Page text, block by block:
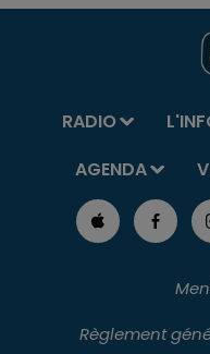
RADIO
AGENDA
Règlement